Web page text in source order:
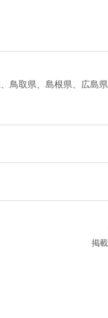
鳥取県、島根県、広島
掲